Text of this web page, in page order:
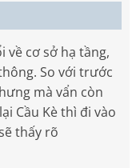
về cơ sở hạ tầng,
So với trước
mà vẩn còn
Cầu Kè thì đi vào
thấy rõ